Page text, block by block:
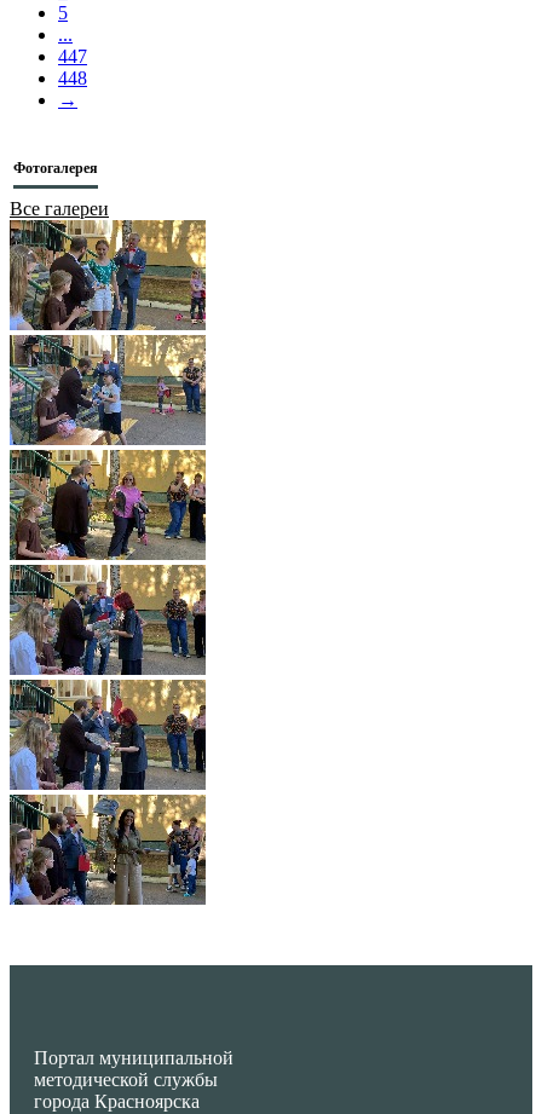
5
...
447
448
→
Фотогалерея
Все галереи
Портал муниципальной
методической службы
города Красноярска